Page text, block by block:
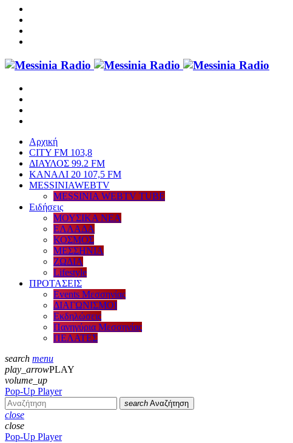
Αρχική
CITY FM 103,8
ΔΙΑΥΛΟΣ 99.2 FM
ΚΑΝΑΛΙ 20 107,5 FM
MESSINIAWEBTV
MESSINIA WEBTV TUBE
Eιδήσεις
ΜΟΥΣΙΚΑ ΝΕΑ
ΕΛΛΑΔΑ
ΚΟΣΜΟΣ
ΜΕΣΣΗΝΙΑ
ΖΩΔΙΑ
Lifestyle
ΠΡΟΤΑΣΕΙΣ
Events Μεσσηνίας
ΔΙΑΓΩΝΙΣΜΟΙ
Εκδηλώσεις
Πανηγύρια Μεσσηνίας
ΠΕΛΑΤΕΣ
search menu
play_arrowPLAY
volume_up
Pop-Up Player
search Αναζήτηση
close
close
Pop-Up Player